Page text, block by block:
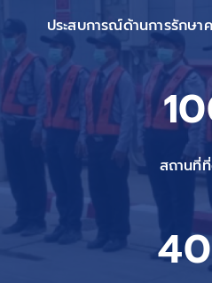
ประสบการณ์ด้านการรักษ
สถานที่